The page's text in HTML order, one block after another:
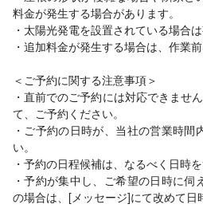
料金が発生する場合があります。
・太陽光発電を設置されている場合
・追加料金が発生する場合は、作業
＜ご予約に関する注意事項＞
・直前でのご予約には対応できませ
て、ご予約ください。
・ご予約の日時が、当社の営業時間
い。
・予約の日程候補は、なるべく日時
・予約が集中し、ご希望の日時に
の場合は、[メッセージ]にて改めて日